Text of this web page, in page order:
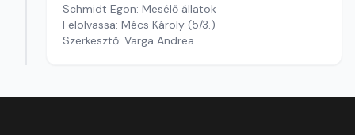
Schmidt Egon: Mesélő állatok
Felolvassa: Mécs Károly (5/3.)
Szerkesztő: Varga Andrea